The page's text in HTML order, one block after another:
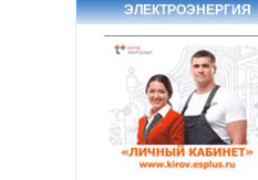
ЭЛЕКТРОЭНЕРГИЯ